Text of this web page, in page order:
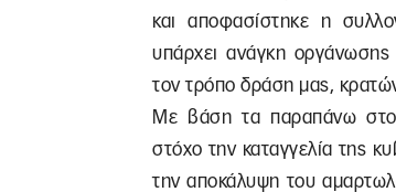
και αποφασίστηκε η
υπάρχει ανάγκη οργάνωσης
τον τρόπο δράση μας,
Με βάση τα παραπάνω
στόχο την καταγγελία της
την αποκάλυψη του